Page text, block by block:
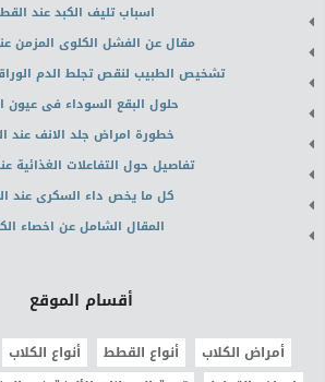
اسباب تليف الكبد عند
مقال عن الفشل الكلوى المزمن
تشخيص الطبيب لنقص تجلط الدم
حلول البقع السوداء فى عيون
خطورة امراض جلد الانف عند
تفاصيل حول التفاعلات الغذائية
كل ما يخص داء السكرى عند
المقال الشامل عن اخصاء
أقسام الموقع
أمراض الكلاب أنواع القطط أنواع الكلاب